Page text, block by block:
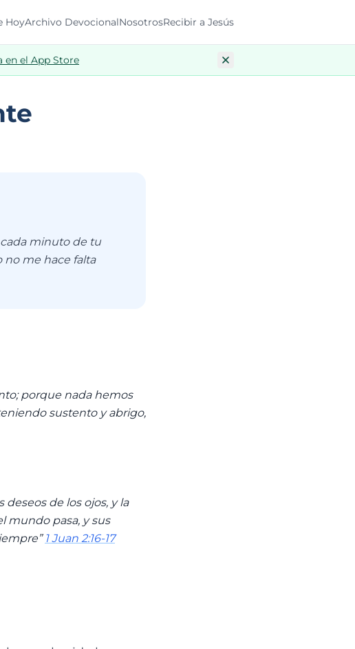
HoyArchivo DevocionalNosotrosRecibir a Jesús
en el App Store
minuto de tu
no me hace falta
porque nada hemos
sustento y abrigo,
de los ojos, y la
mundo pasa, y sus
1 Juan 2:16-17